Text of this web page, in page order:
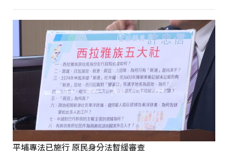
平埔專法已施行 原民身分法暫緩審查